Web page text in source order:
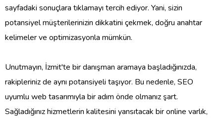
sayfadaki sonuçlara tıklamayı tercih ediyor. Yani, sizin
potansiyel müşterilerinizin dikkatini çekmek, doğru anahtar
kelimeler ve optimizasyonla mümkün.
Unutmayın, İzmit'te bir danışman aramaya başladığınızda,
rakipleriniz de aynı potansiyeli taşıyor. Bu nedenle, SEO
uyumlu web tasarımıyla bir adım önde olmanız şart.
Sağladığınız hizmetlerin kalitesini yansıtacak bir online varlık,